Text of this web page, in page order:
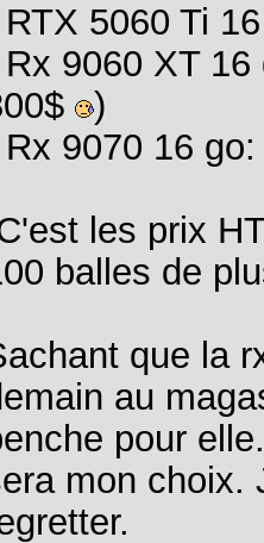
5060 Ti
9060 XT
)
9070 16
les prix
balles de
que la
au
pour
mon choix.